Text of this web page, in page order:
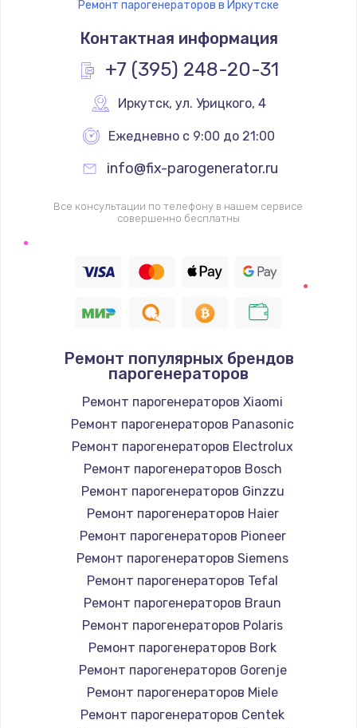
Заказать
Заказать
Заправка фреоном
2150 руб.
Замена термодатчика
1360 руб.
Заказать
Восстановление после попадания влаги
Заказать
900 руб.
Заказать
Ремонт микросхемы Wi-Fi
1100 руб.
Заказать
Настройка Wi-Fi
745 руб.
Заказать
Ремонт парогенераторов в Иркутске
Контактная информация
+7 (395) 248-20-31
Иркутск, ул. Урицкого, 4
Ежедневно с 9:00 до 21:00
info@fix-parogenerator.ru
Все консультации по телефону в нашем сервисе
совершенно бесплатны
Ремонт популярных брендов
парогенераторов
Ремонт парогенераторов Xiaomi
Ремонт парогенераторов Panasonic
Ремонт парогенераторов Electrolux
Ремонт парогенераторов Bosch
Ремонт парогенераторов Ginzzu
Ремонт парогенераторов Haier
Ремонт парогенераторов Pioneer
Ремонт парогенераторов Siemens
Ремонт парогенераторов Tefal
Ремонт парогенераторов Braun
Ремонт парогенераторов Polaris
Ремонт парогенераторов Bork
Ремонт парогенераторов Gorenje
Ремонт парогенераторов Miele
Ремонт парогенераторов Centek